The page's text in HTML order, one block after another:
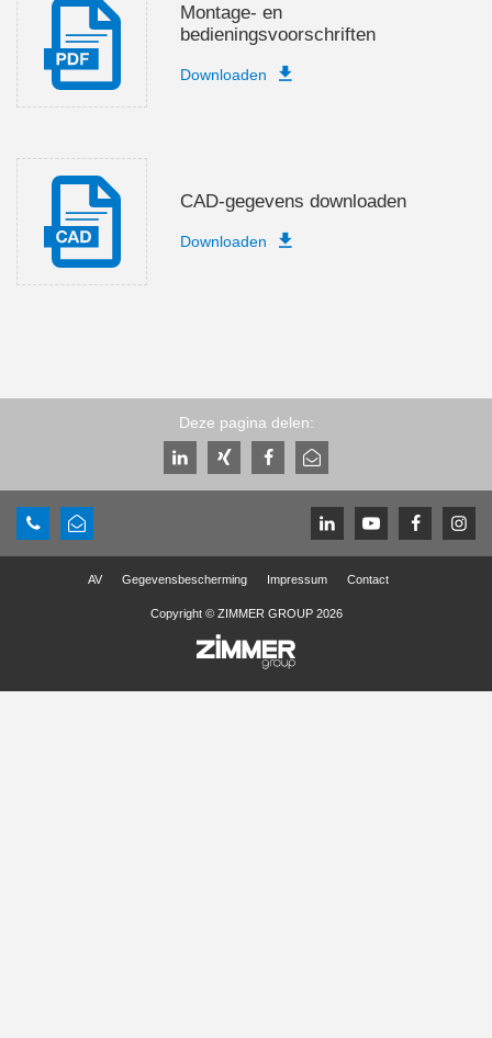
Montage- en
bedieningsvoorschriften
Downloaden
CAD-gegevens downloaden
Downloaden
Deze pagina delen:
AV Gegevensbescherming Impressum Contact
Copyright © ZIMMER GROUP 2026